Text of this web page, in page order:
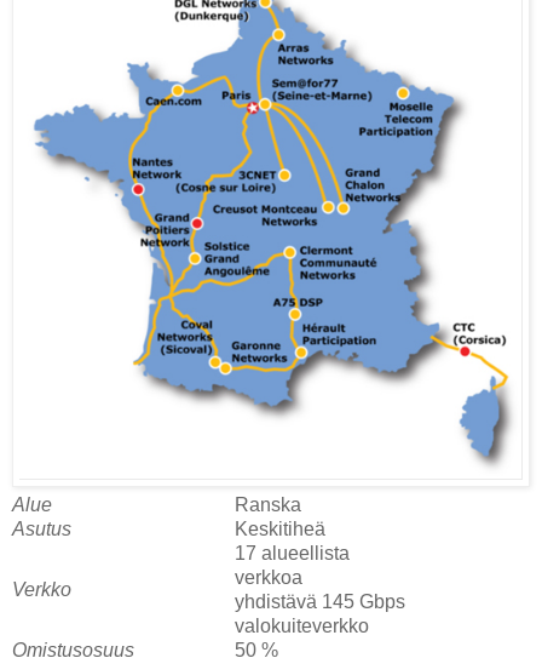
Alue
Ranska
Asutus
Keskitiheä
Verkko
17 alueellista
verkkoa
yhdistävä 145 Gbps
valokuiteverkko
Omistusosuus
50 %